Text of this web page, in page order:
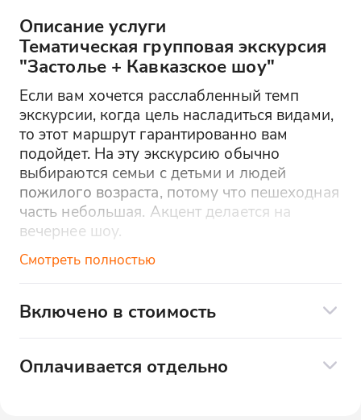
Описание услуги
Тематическая групповая экскурсия
"Застолье + Кавказское шоу"
Если вам хочется расслабленный темп
экскурсии, когда цель насладиться видами,
то этот маршрут гарантированно вам
подойдет. На эту экскурсию обычно
выбираются семьи с детьми и людей
пожилого возраста, потому что пешеходная
часть небольшая. Акцент делается на
вечернее шоу.
Отправление и расписание:
Дни отправления: вторник, четверг,
Смотреть полностью
Включено в стоимость
Комфортабельный транспорт с
Оплачивается отдельно